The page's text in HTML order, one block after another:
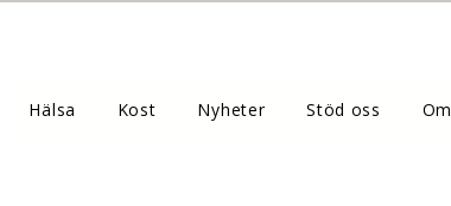
Hälsa Kost Nyheter Stöd oss